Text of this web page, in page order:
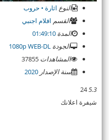
النوع اثارة • حروب
القسم افلام اجنبي
المدة
الجودة
المشاهدات
سنة الإصدار
5.3
24
شيفرة اعلانك